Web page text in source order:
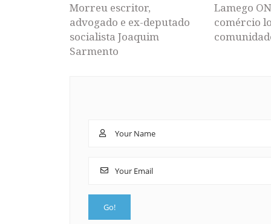
Morreu escritor,
advogado e ex-deputado
socialista Joaquim
Sarmento
Lamego
comércio